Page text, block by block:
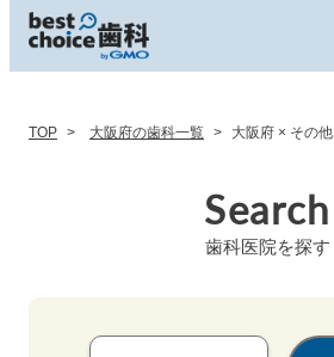
TOP 大阪府の歯科一覧 大阪府 × その他
Search
歯科医院を探す